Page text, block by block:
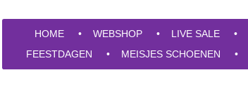
HOME WEBSHOP LIVE SALE
FEESTDAGEN
MEISJES SCHOENEN